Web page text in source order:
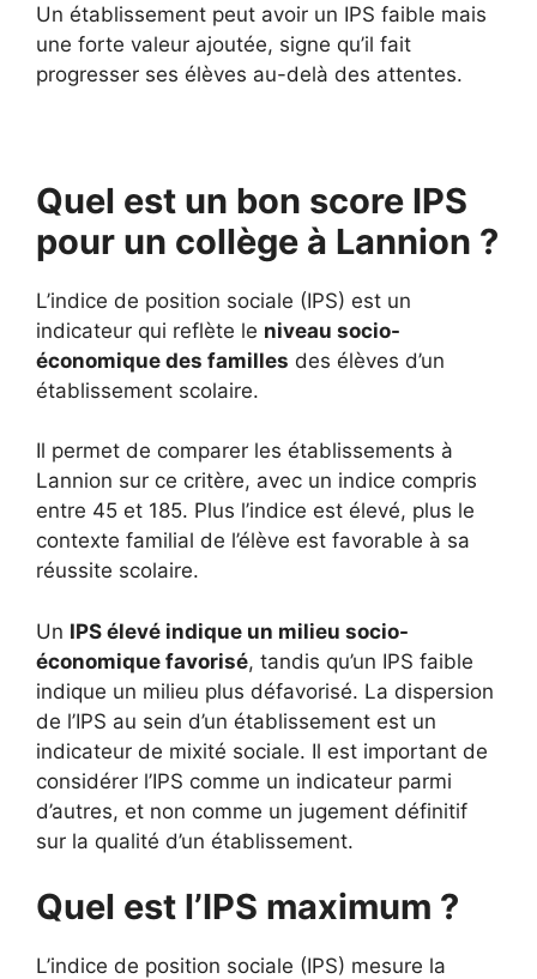
Un établissement peut avoir un IPS faible mais
une forte valeur ajoutée, signe qu’il fait
progresser ses élèves au-delà des attentes.
Quel est un bon score IPS
pour un collège à Lannion ?
L’indice de position sociale (IPS) est un
indicateur qui reflète le niveau socio-
économique des familles des élèves d’un
établissement scolaire.
Il permet de comparer les établissements à
Lannion sur ce critère, avec un indice compris
entre 45 et 185. Plus l’indice est élevé, plus le
contexte familial de l’élève est favorable à sa
réussite scolaire.
Un IPS élevé indique un milieu socio-
économique favorisé, tandis qu’un IPS faible
indique un milieu plus défavorisé. La dispersion
de l’IPS au sein d’un établissement est un
indicateur de mixité sociale. Il est important de
considérer l’IPS comme un indicateur parmi
d’autres, et non comme un jugement définitif
sur la qualité d’un établissement.
Quel est l’IPS maximum ?
L’indice de position sociale (IPS) mesure la